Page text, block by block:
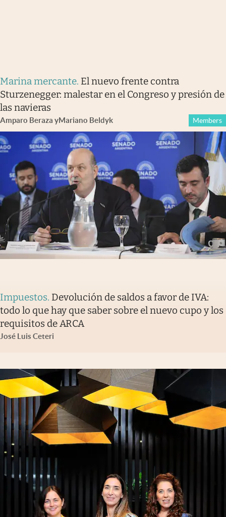
Marina mercante. El nuevo frente contra
Sturzenegger: malestar en el Congreso y presión de
las navieras
Amparo Beraza yMariano Beldyk Members
Impuestos. Devolución de saldos a favor de IVA:
todo lo que hay que saber sobre el nuevo cupo y los
requisitos de ARCA
José Luis Ceteri